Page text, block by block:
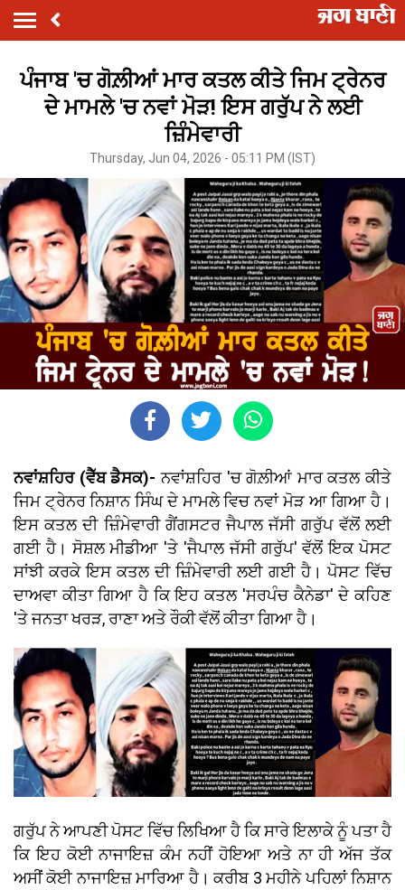
ਪੰਜਾਬ 'ਚ ਗੋਲ਼ੀਆਂ ਮਾਰ ਕਤਲ ਕੀਤੇ ਜਿਮ ਟ੍ਰੇਨਰ
ਦੇ ਮਾਮਲੇ 'ਚ ਨਵਾਂ ਮੋੜ! ਇਸ ਗਰੁੱਪ ਨੇ ਲਈ
ਜ਼ਿੰਮੇਵਾਰੀ
Thursday, Jun 04, 2026 - 05:11 PM (IST)
ਨਵਾਂਸ਼ਹਿਰ (ਵੈੱਬ ਡੈਸਕ)-ਨਵਾਂਸ਼ਹਿਰ 'ਚ ਗੋਲ਼ੀਆਂ ਮਾਰ ਕਤਲ ਕੀਤੇ
ਜਿਮ ਟ੍ਰੇਨਰ ਨਿਸ਼ਾਨ ਸਿੰਘ ਦੇ ਮਾਮਲੇ ਵਿਚ ਨਵਾਂ ਮੋੜ ਆ ਗਿਆ ਹੈ।
ਇਸ ਕਤਲ ਦੀ ਜ਼ਿੰਮੇਵਾਰੀ ਗੈਂਗਸਟਰ ਜੈਪਾਲ ਜੱਸੀ ਗਰੁੱਪ ਵੱਲੋਂ ਲਈ
ਗਈ ਹੈ। ਸੋਸ਼ਲ ਮੀਡੀਆ 'ਤੇ 'ਜੈਪਾਲ ਜੱਸੀ ਗਰੁੱਪ' ਵੱਲੋਂ ਇਕ ਪੋਸਟ
ਸਾਂਝੀ ਕਰਕੇ ਇਸ ਕਤਲ ਦੀ ਜ਼ਿੰਮੇਵਾਰੀ ਲਈ ਗਈ ਹੈ। ਪੋਸਟ ਵਿੱਚ
ਦਾਅਵਾ ਕੀਤਾ ਗਿਆ ਹੈ ਕਿ ਇਹ ਕਤਲ 'ਸਰਪੰਚ ਕੈਨੇਡਾ' ਦੇ ਕਹਿਣ
'ਤੇ ਜਨਤਾ ਖਰੜ, ਰਾਣਾ ਅਤੇ ਰੌਕੀ ਵੱਲੋਂ ਕੀਤਾ ਗਿਆ ਹੈ।
ਗਰੁੱਪ ਨੇ ਆਪਣੀ ਪੋਸਟ ਵਿੱਚ ਲਿਖਿਆ ਹੈ ਕਿ ਸਾਰੇ ਇਲਾਕੇ ਨੂੰ ਪਤਾ ਹੈ
ਕਿ ਇਹ ਕੋਈ ਨਾਜਾਇਜ਼ ਕੰਮ ਨਹੀਂ ਹੋਇਆ ਅਤੇ ਨਾ ਹੀ ਅੱਜ ਤੱਕ
ਅਸੀਂ ਕੋਈ ਨਾਜਾਇਜ਼ ਮਾਰਿਆ ਹੈ। ਕਰੀਬ 3 ਮਹੀਨੇ ਪਹਿਲਾਂ ਨਿਸ਼ਾਨ